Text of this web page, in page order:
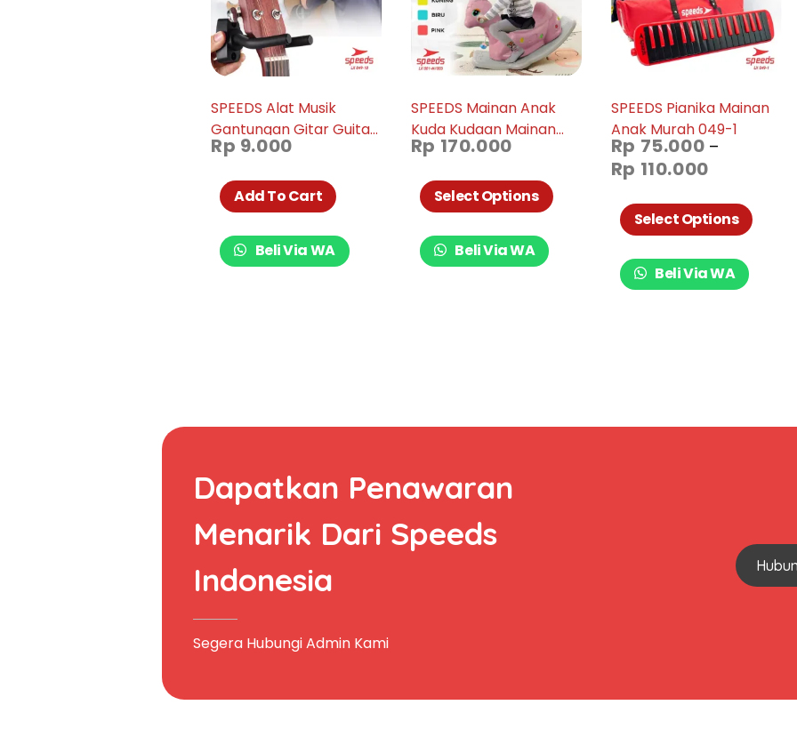
SPEEDS Alat Musik
Gantungan Gitar Guitar
Hook, Bass, Elektrik,
Dinding 049-10
Rp 9.000
Add To Cart
Beli Via WA
SPEEDS Mainan Anak
Kuda Kudaan Mainan
Kuda Rocking Horse
Jungkit 001-M1003
Rp 170.000
Select Options
Beli Via WA
SPEEDS Pianika Mainan
Anak Murah 049-1
Rp 75.000 –
Rp 110.000
Select Options
Beli Via WA
Dapatkan Penawaran
Menarik Dari Speeds
Indonesia
Segera Hubungi Admin Kami